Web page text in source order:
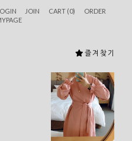
JOIN CART (0)
ORDER
즐 겨 찾 기